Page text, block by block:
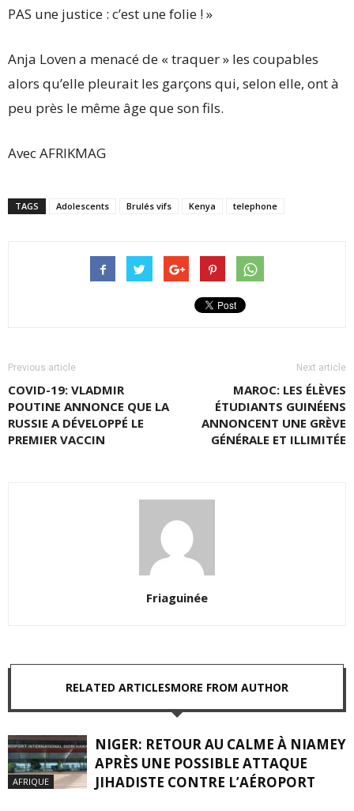
PAS une justice : c’est une folie ! »
Anja Loven a menacé de « traquer » les coupables
alors qu’elle pleurait les garçons qui, selon elle, ont à
peu près le même âge que son fils.
Avec AFRIKMAG
TAGS Adolescents Brulés vifs Kenya telephone
Previous article
COVID-19: VLADMIR
POUTINE ANNONCE QUE LA
RUSSIE A DÉVELOPPÉ LE
PREMIER VACCIN
Next article
MAROC: LES ÉLÈVES
ÉTUDIANTS GUINÉENS
ANNONCENT UNE GRÈVE
GÉNÉRALE ET ILLIMITÉE
Friaguinée
RELATED ARTICLESMORE FROM AUTHOR
AFRIQUE
NIGER: RETOUR AU CALME À NIAMEY
APRÈS UNE POSSIBLE ATTAQUE
JIHADISTE CONTRE L’AÉROPORT